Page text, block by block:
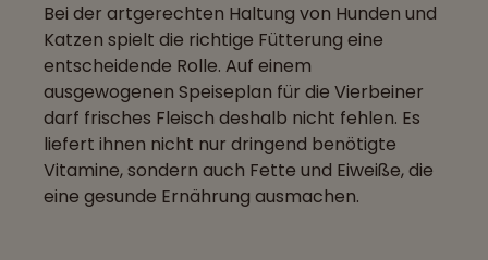
Bei der artgerechten Haltung von Hunden und
Katzen spielt die richtige Fütterung eine
entscheidende Rolle. Auf einem
ausgewogenen Speiseplan für die Vierbeiner
darf frisches Fleisch deshalb nicht fehlen. Es
liefert ihnen nicht nur dringend benötigte
Vitamine, sondern auch Fette und Eiweiße, die
eine gesunde Ernährung ausmachen.